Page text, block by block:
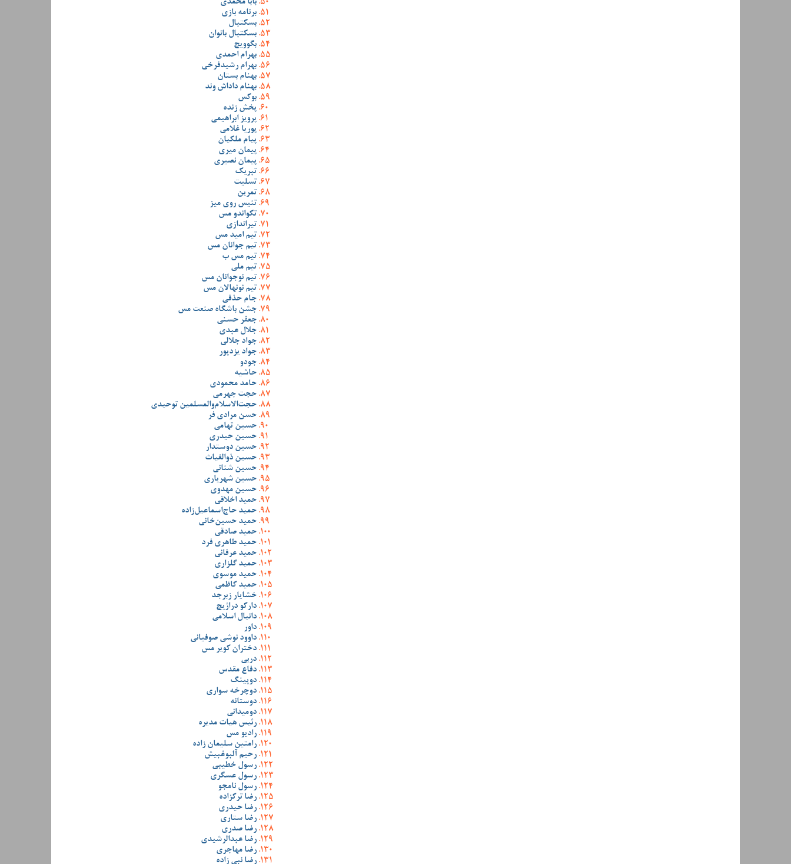
بابا محمدی
برنامه بازی
بسکتبال
بسکتبال بانوان
بگوویچ
بهرام احمدی
بهرام رشیدفرخی
بهنام بستان
بهنام داداش وند
بوکس
پخش زنده
پرویز ابراهیمی
پوریا غلامی
پیام ملکیان
پیمان میری
پیمان نصیری
تبریک
تسلیت
تمرین
تنیس روی میز
تکواندو مس
تیراندازی
تیم امید مس
تیم جوانان مس
تیم مس ب
تیم ملی
تیم نوجوانان مس
تیم نونهالان مس
جام حذفی
جشن باشگاه صنعت مس
جعفر حسنی
جلال عبدی
جواد جلالی
جواد یزدپور
جودو
حاشیه
حامد محمودی
حجت جهرمی
حجت‌الاسلام‌والمسلمین توحیدی
حسن مرادی فر
حسین تهامی
حسین حیدری
حسین دوستدار
حسین ذوالغیاث
حسین شنانی
حسین شهریاری
حسین مهدوی
حمید اخلاقی
حمید حاج‌اسماعیل‌زاده
حمید حسین‌خانی
حمید صادقی
حمید طاهری فرد
حمید عرفانی
حمید گلزاری
حمید موسوی
حمید کاظمی
خشایار زبرجد
دارکو دراژیچ
دانیال اسلامی
داور
داوود نوشی صوفیانی
دختران کویر مس
دربی
دفاع مقدس
دوپینگ
دوچرخه سواری
دوستانه
دومیدانی
رئیس هیات مدیره
رادیو مس
رامتین سلیمان زاده
رحیم آلبوغبیش
رسول خطیبی
رسول عسگری
رسول نامجو
رضا ترکزاده
رضا حیدری
رضا ستاری
رضا صدری
رضا عبدالرشیدی
رضا مهاجری
رضا نبی زاده